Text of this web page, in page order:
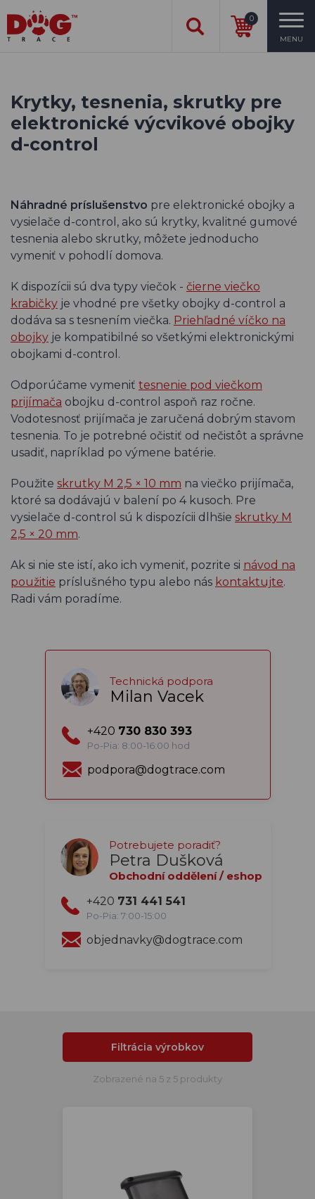
0
MENU
Krytky, tesnenia, skrutky pre
elektronické výcvikové obojky
d-control
Náhradné príslušenstvo pre elektronické obojky a
vysielače d-control, ako sú krytky, kvalitné gumové
tesnenia alebo skrutky, môžete jednoducho
vymeniť v pohodlí domova.
K dispozícii sú dva typy viečok - čierne viečko
krabičky je vhodné pre všetky obojky d-control a
dodáva sa s tesnením viečka. Priehľadné víčko na
obojky je kompatibilné so všetkými elektronickými
obojkami d-control.
Odporúčame vymeniť tesnenie pod viečkom
prijímača obojku d-control aspoň raz ročne.
Vodotesnosť prijímača je zaručená dobrým stavom
tesnenia. To je potrebné očistiť od nečistôt a správne
usadiť, napríklad po výmene batérie.
Použite skrutky M 2,5 × 10 mm na viečko prijímača,
ktoré sa dodávajú v balení po 4 kusoch. Pre
vysielače d-control sú k dispozícii dlhšie skrutky M
2,5 × 20 mm.
Ak si nie ste istí, ako ich vymeniť, pozrite si návod na
použitie príslušného typu alebo nás kontaktujte.
Radi vám poradíme.
Technická podpora
Milan Vacek
+420 730 830 393
Po-Pia: 8:00-16:00 hod
podpora@dogtrace.com
Potrebujete poradiť?
Petra Dušková
Obchodní oddělení / eshop
+420 731 441 541
Po-Pia: 7:00-15:00
objednavky@dogtrace.com
Filtrácia výrobkov
Zobrazené na 5 z 5 produkty